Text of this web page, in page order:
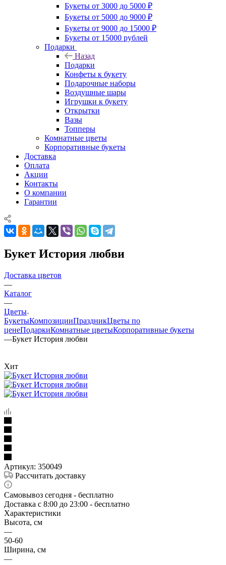
Букеты от 3000 до 5000 ₽
Букеты от 5000 до 9000 ₽
Букеты от 9000 до 15000 ₽
Букеты от 15000 рублей
Подарки
Назад
Подарки
Конфеты к букету
Подарочные наборы
Воздушные шары
Игрушки к букету
Открытки
Вазы
Топперы
Комнатные цветы
Корпоративные букеты
Доставка
Оплата
Акции
Контакты
О компании
Гарантии
Букет История любви
Доставка цветов
—
Каталог
—
Цветы
БукетыКомпозицииПраздникЦветы по
ценеПодаркиКомнатные цветыКорпоративные букеты
—Букет История любви
Хит
Артикул: 350049
Рассчитать доставку
Самовывоз сегодня - бесплатно
Доставка c 8:00 до 23:00 - бесплатно
Характеристики
Высота, см
—
50-60
Ширина, см
—